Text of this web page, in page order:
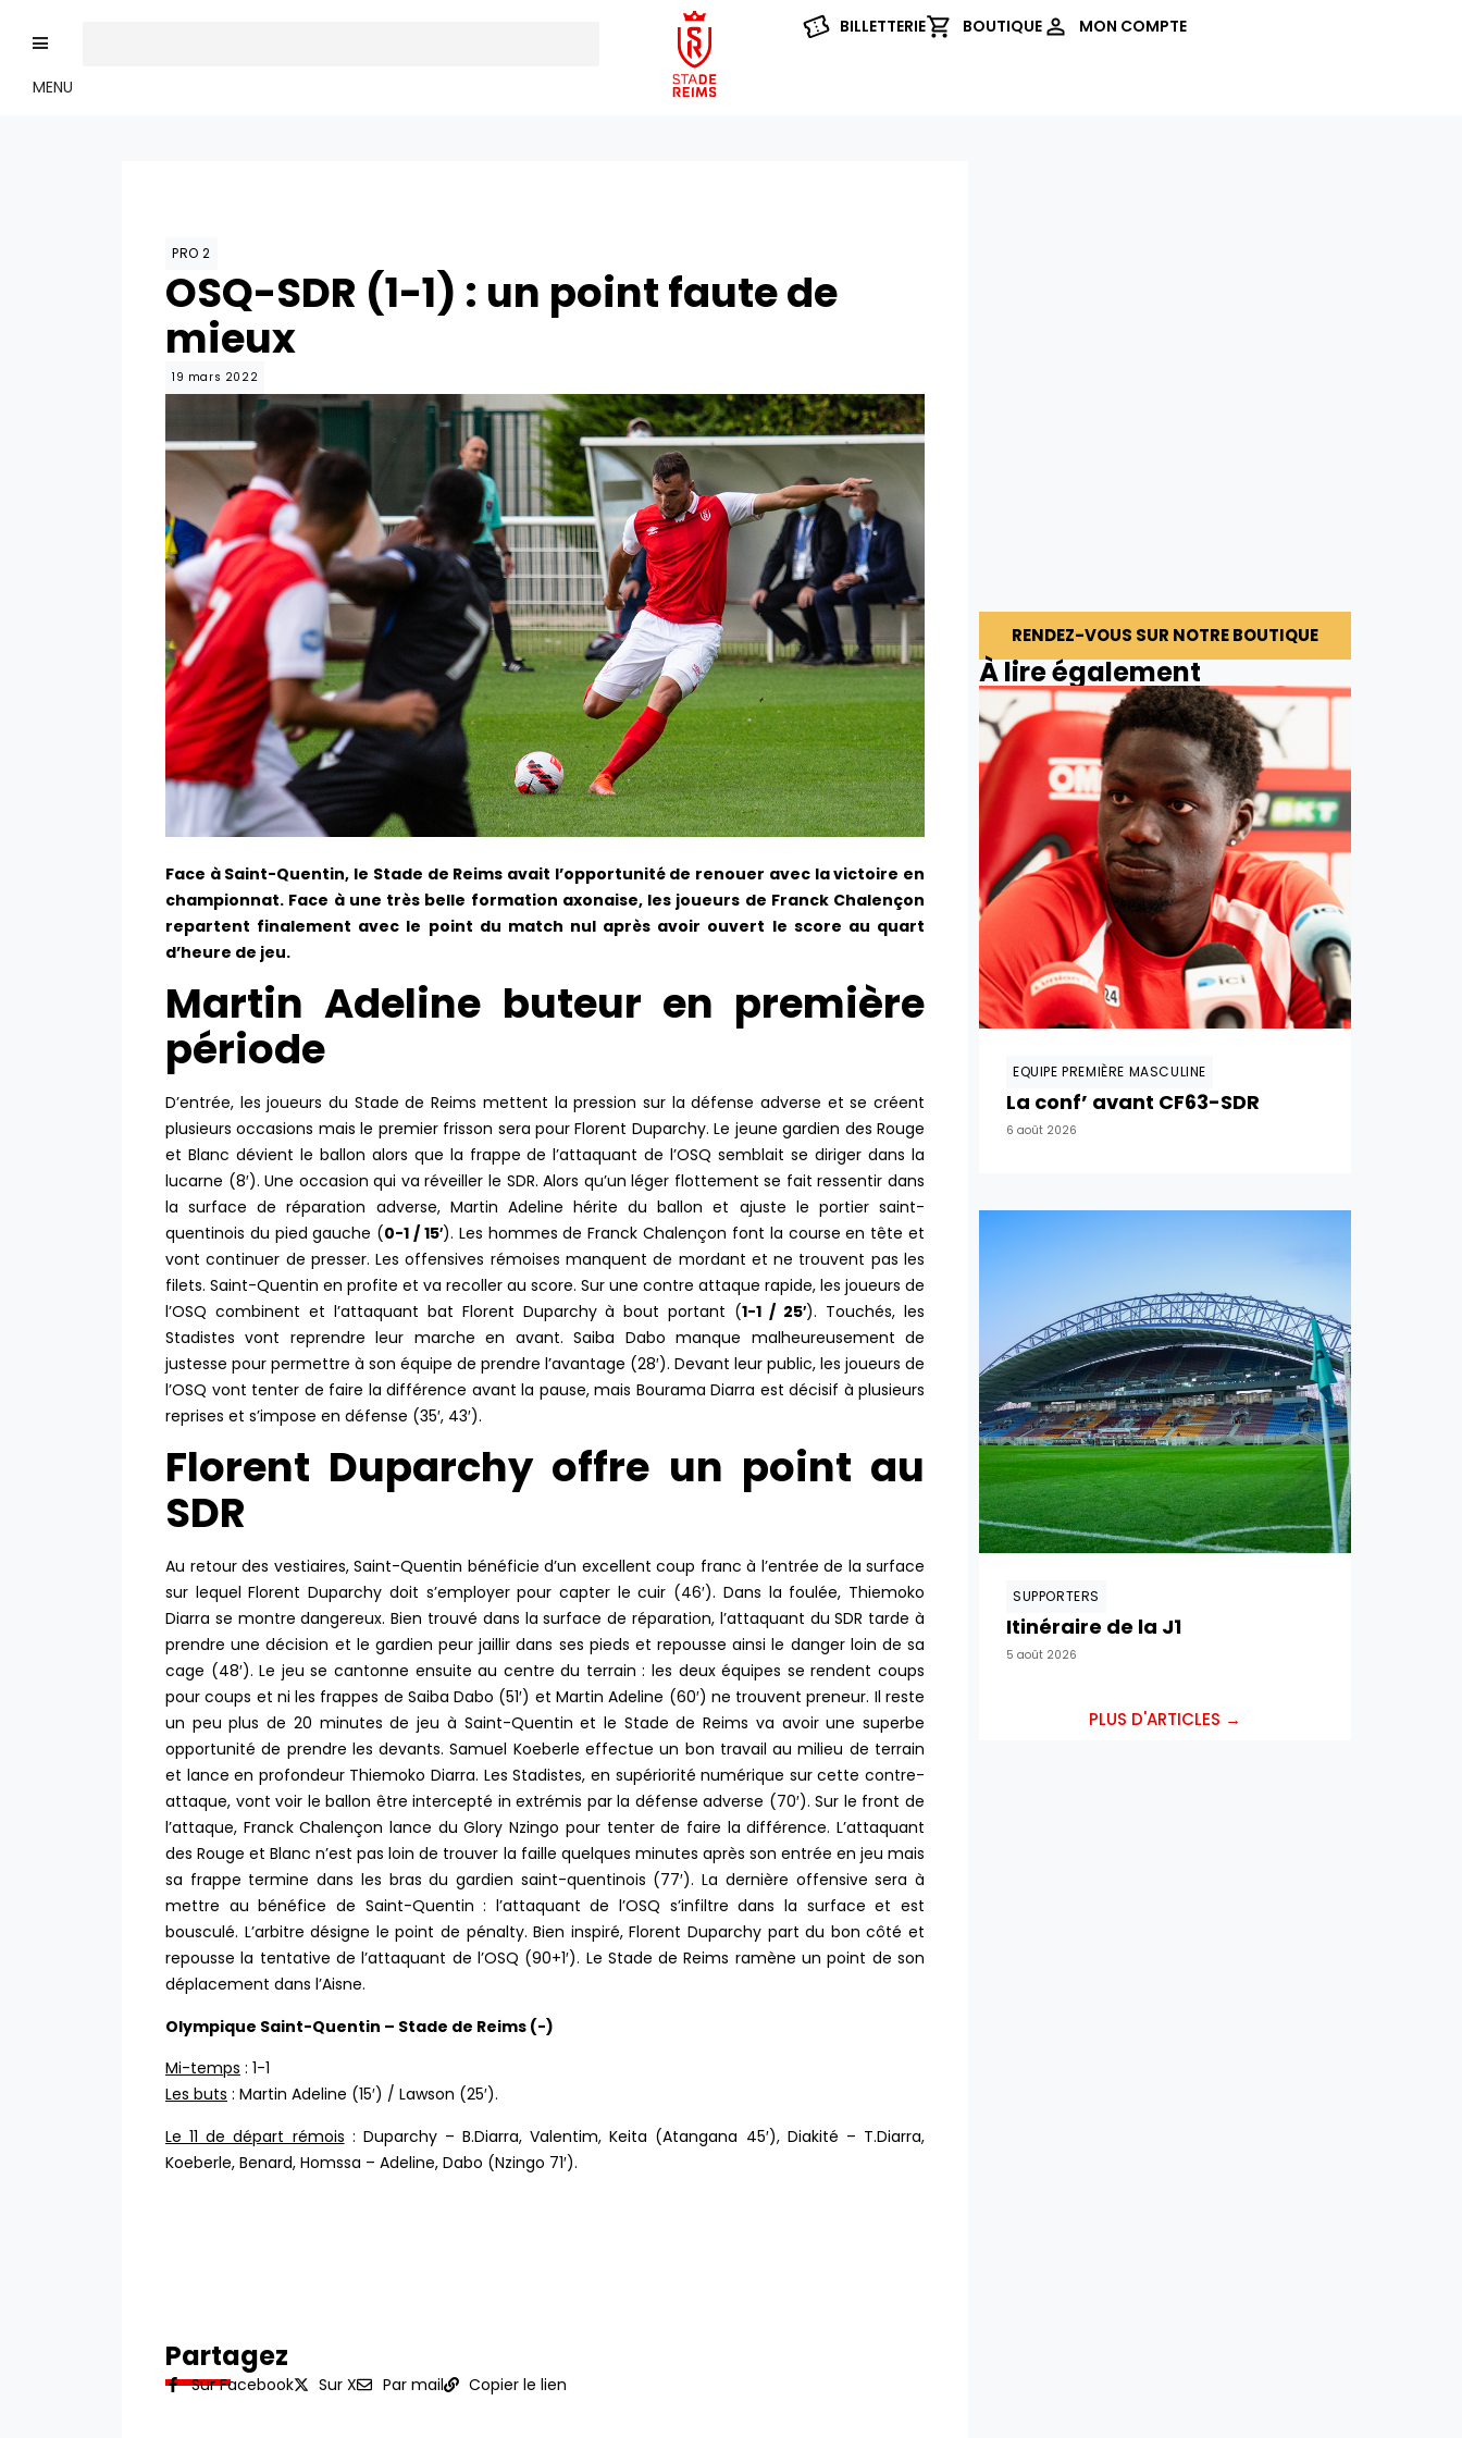
MENU
BILLETTERIE BOUTIQUE MON COMPTE
PRO 2
OSQ-SDR (1-1) : un point faute de
mieux
19 mars 2022
Face à Saint-Quentin, le Stade de Reims avait l’opportunité de renouer avec la victoire en
championnat. Face à une très belle formation axonaise, les joueurs de Franck Chalençon
repartent finalement avec le point du match nul après avoir ouvert le score au quart
d’heure de jeu.
Martin Adeline buteur en première
période
D’entrée, les joueurs du Stade de Reims mettent la pression sur la défense adverse et se créent
plusieurs occasions mais le premier frisson sera pour Florent Duparchy. Le jeune gardien des Rouge
et Blanc dévient le ballon alors que la frappe de l’attaquant de l’OSQ semblait se diriger dans la
lucarne (8′). Une occasion qui va réveiller le SDR. Alors qu’un léger flottement se fait ressentir dans
la surface de réparation adverse, Martin Adeline hérite du ballon et ajuste le portier saint-
quentinois du pied gauche (0-1 / 15′). Les hommes de Franck Chalençon font la course en tête et
vont continuer de presser. Les offensives rémoises manquent de mordant et ne trouvent pas les
filets. Saint-Quentin en profite et va recoller au score. Sur une contre attaque rapide, les joueurs de
l’OSQ combinent et l’attaquant bat Florent Duparchy à bout portant (1-1 / 25′). Touchés, les
Stadistes vont reprendre leur marche en avant. Saiba Dabo manque malheureusement de
justesse pour permettre à son équipe de prendre l’avantage (28′). Devant leur public, les joueurs de
l’OSQ vont tenter de faire la différence avant la pause, mais Bourama Diarra est décisif à plusieurs
reprises et s’impose en défense (35′, 43′).
Florent Duparchy offre un point au
SDR
Au retour des vestiaires, Saint-Quentin bénéficie d’un excellent coup franc à l’entrée de la surface
sur lequel Florent Duparchy doit s’employer pour capter le cuir (46′). Dans la foulée, Thiemoko
Diarra se montre dangereux. Bien trouvé dans la surface de réparation, l’attaquant du SDR tarde à
prendre une décision et le gardien peur jaillir dans ses pieds et repousse ainsi le danger loin de sa
cage (48′). Le jeu se cantonne ensuite au centre du terrain : les deux équipes se rendent coups
pour coups et ni les frappes de Saiba Dabo (51′) et Martin Adeline (60′) ne trouvent preneur. Il reste
un peu plus de 20 minutes de jeu à Saint-Quentin et le Stade de Reims va avoir une superbe
opportunité de prendre les devants. Samuel Koeberle effectue un bon travail au milieu de terrain
et lance en profondeur Thiemoko Diarra. Les Stadistes, en supériorité numérique sur cette contre-
attaque, vont voir le ballon être intercepté in extrémis par la défense adverse (70′). Sur le front de
l’attaque, Franck Chalençon lance du Glory Nzingo pour tenter de faire la différence. L’attaquant
des Rouge et Blanc n’est pas loin de trouver la faille quelques minutes après son entrée en jeu mais
sa frappe termine dans les bras du gardien saint-quentinois (77′). La dernière offensive sera à
mettre au bénéfice de Saint-Quentin : l’attaquant de l’OSQ s’infiltre dans la surface et est
bousculé. L’arbitre désigne le point de pénalty. Bien inspiré, Florent Duparchy part du bon côté et
repousse la tentative de l’attaquant de l’OSQ (90+1′). Le Stade de Reims ramène un point de son
déplacement dans l’Aisne.
Olympique Saint-Quentin – Stade de Reims (-)
Mi-temps : 1-1
Les buts : Martin Adeline (15′) / Lawson (25′).
Le 11 de départ rémois : Duparchy – B.Diarra, Valentim, Keita (Atangana 45′), Diakité – T.Diarra,
Koeberle, Benard, Homssa – Adeline, Dabo (Nzingo 71′).
Partagez
Sur Facebook Sur X Par mail Copier le lien
RENDEZ-VOUS SUR NOTRE BOUTIQUE
À lire également
EQUIPE PREMIÈRE MASCULINE
La conf’ avant CF63-SDR
6 août 2026
SUPPORTERS
Itinéraire de la J1
5 août 2026
PLUS D'ARTICLES →